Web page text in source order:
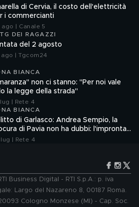
di Cervia, il costo dell'elettricità
i commercianti
ago | Canale 5
DEI RAGAZZI
del 2 agosto
ago | Tgcom24
BIANCA
non ci stanno: "Per noi vale
la legge della strada"
| Rete 4
BIANCA
di Garlasco: Andrea Sempio, la
di Pavia non ha dubbi: l'impronta
è la pistola fumante
| Rete 4
Business Digital - RTI S.p.A.: p. iva
Largo del Nazareno 8, 00187 Roma.
Cologno Monzese (MI) - Cap. Soc.